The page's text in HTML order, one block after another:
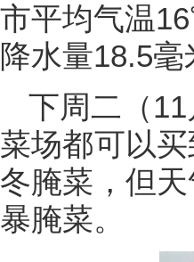
市平均气温
降水量18.5
下周二（
菜场都可以
冬腌菜，但
暴腌菜。